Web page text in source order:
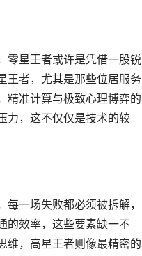
零星王者或许是凭借一股锐
王者，尤其是那些位居服务
精准计算与极致心理博弈的
力，这不仅仅是技术的较
一场失败都必须被拆解，
的效率，这些要素缺一不
维，高星王者则像最精密的